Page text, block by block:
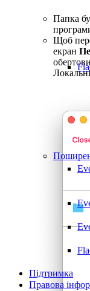
Підтримка
Правова
Папка
Щоб
екран